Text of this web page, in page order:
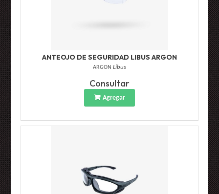
ANTEOJO DE SEGURIDAD LIBUS ARGON
ARGON Libus
Consultar
Agregar